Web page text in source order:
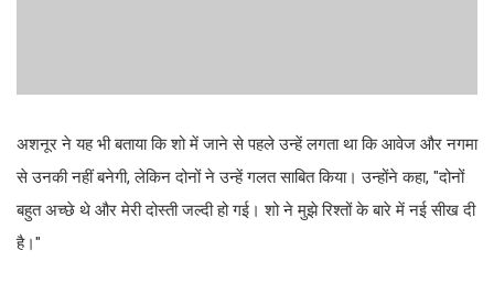
अशनूर ने यह भी बताया कि शो में जाने से पहले उन्हें लगता था कि आवेज और नगमा
से उनकी नहीं बनेगी, लेकिन दोनों ने उन्हें गलत साबित किया। उन्होंने कहा, "दोनों
बहुत अच्छे थे और मेरी दोस्ती जल्दी हो गई। शो ने मुझे रिश्तों के बारे में नई सीख दी
है।"